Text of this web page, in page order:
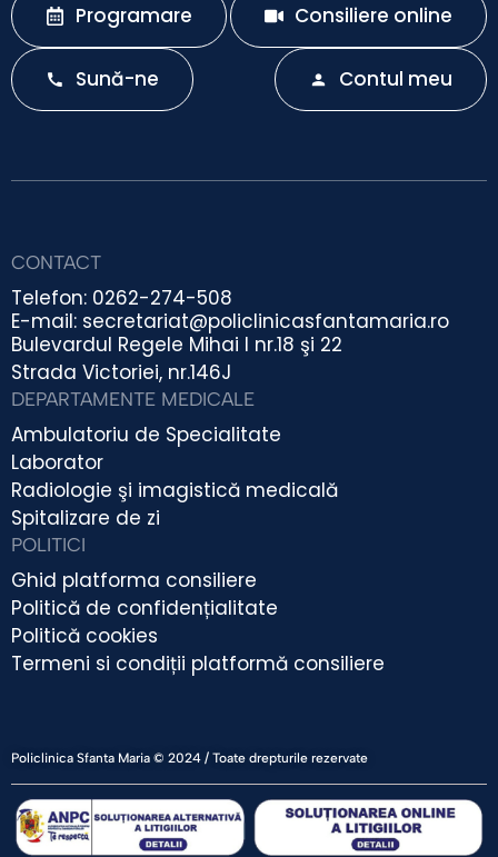
Programare Consiliere online
Sună-ne Contul meu
CONTACT
Telefon: 0262-274-508
E-mail: secretariat@policlinicasfantamaria.ro
Bulevardul Regele Mihai I nr.18 şi 22
Strada Victoriei, nr.146J
DEPARTAMENTE MEDICALE
Ambulatoriu de Specialitate
Laborator
Radiologie şi imagistică medicală
Spitalizare de zi
POLITICI
Ghid platforma consiliere
Politică de confidențialitate
Politică cookies
Termeni si condiții platformă consiliere
Policlinica Sfanta Maria © 2024 / Toate drepturile rezervate